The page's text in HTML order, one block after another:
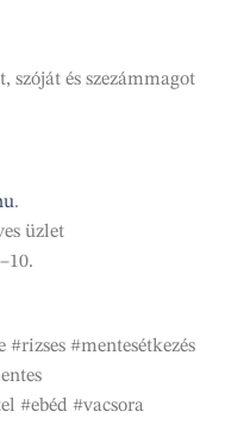
és szezámmagot
.
üzlet
#mentesétkezés
#ebéd #vacsora